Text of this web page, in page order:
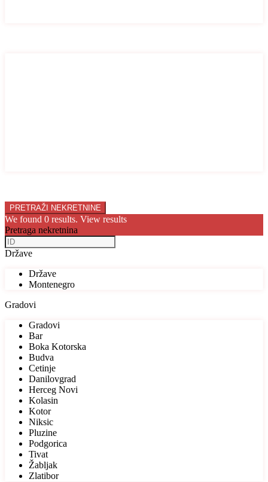
We found 0 results. View results
Pretraga nekretnina
Države
Države
Montenegro
Gradovi
Gradovi
Bar
Boka Kotorska
Budva
Cetinje
Danilovgrad
Herceg Novi
Kolasin
Kotor
Niksic
Pluzine
Podgorica
Tivat
Žabljak
Zlatibor